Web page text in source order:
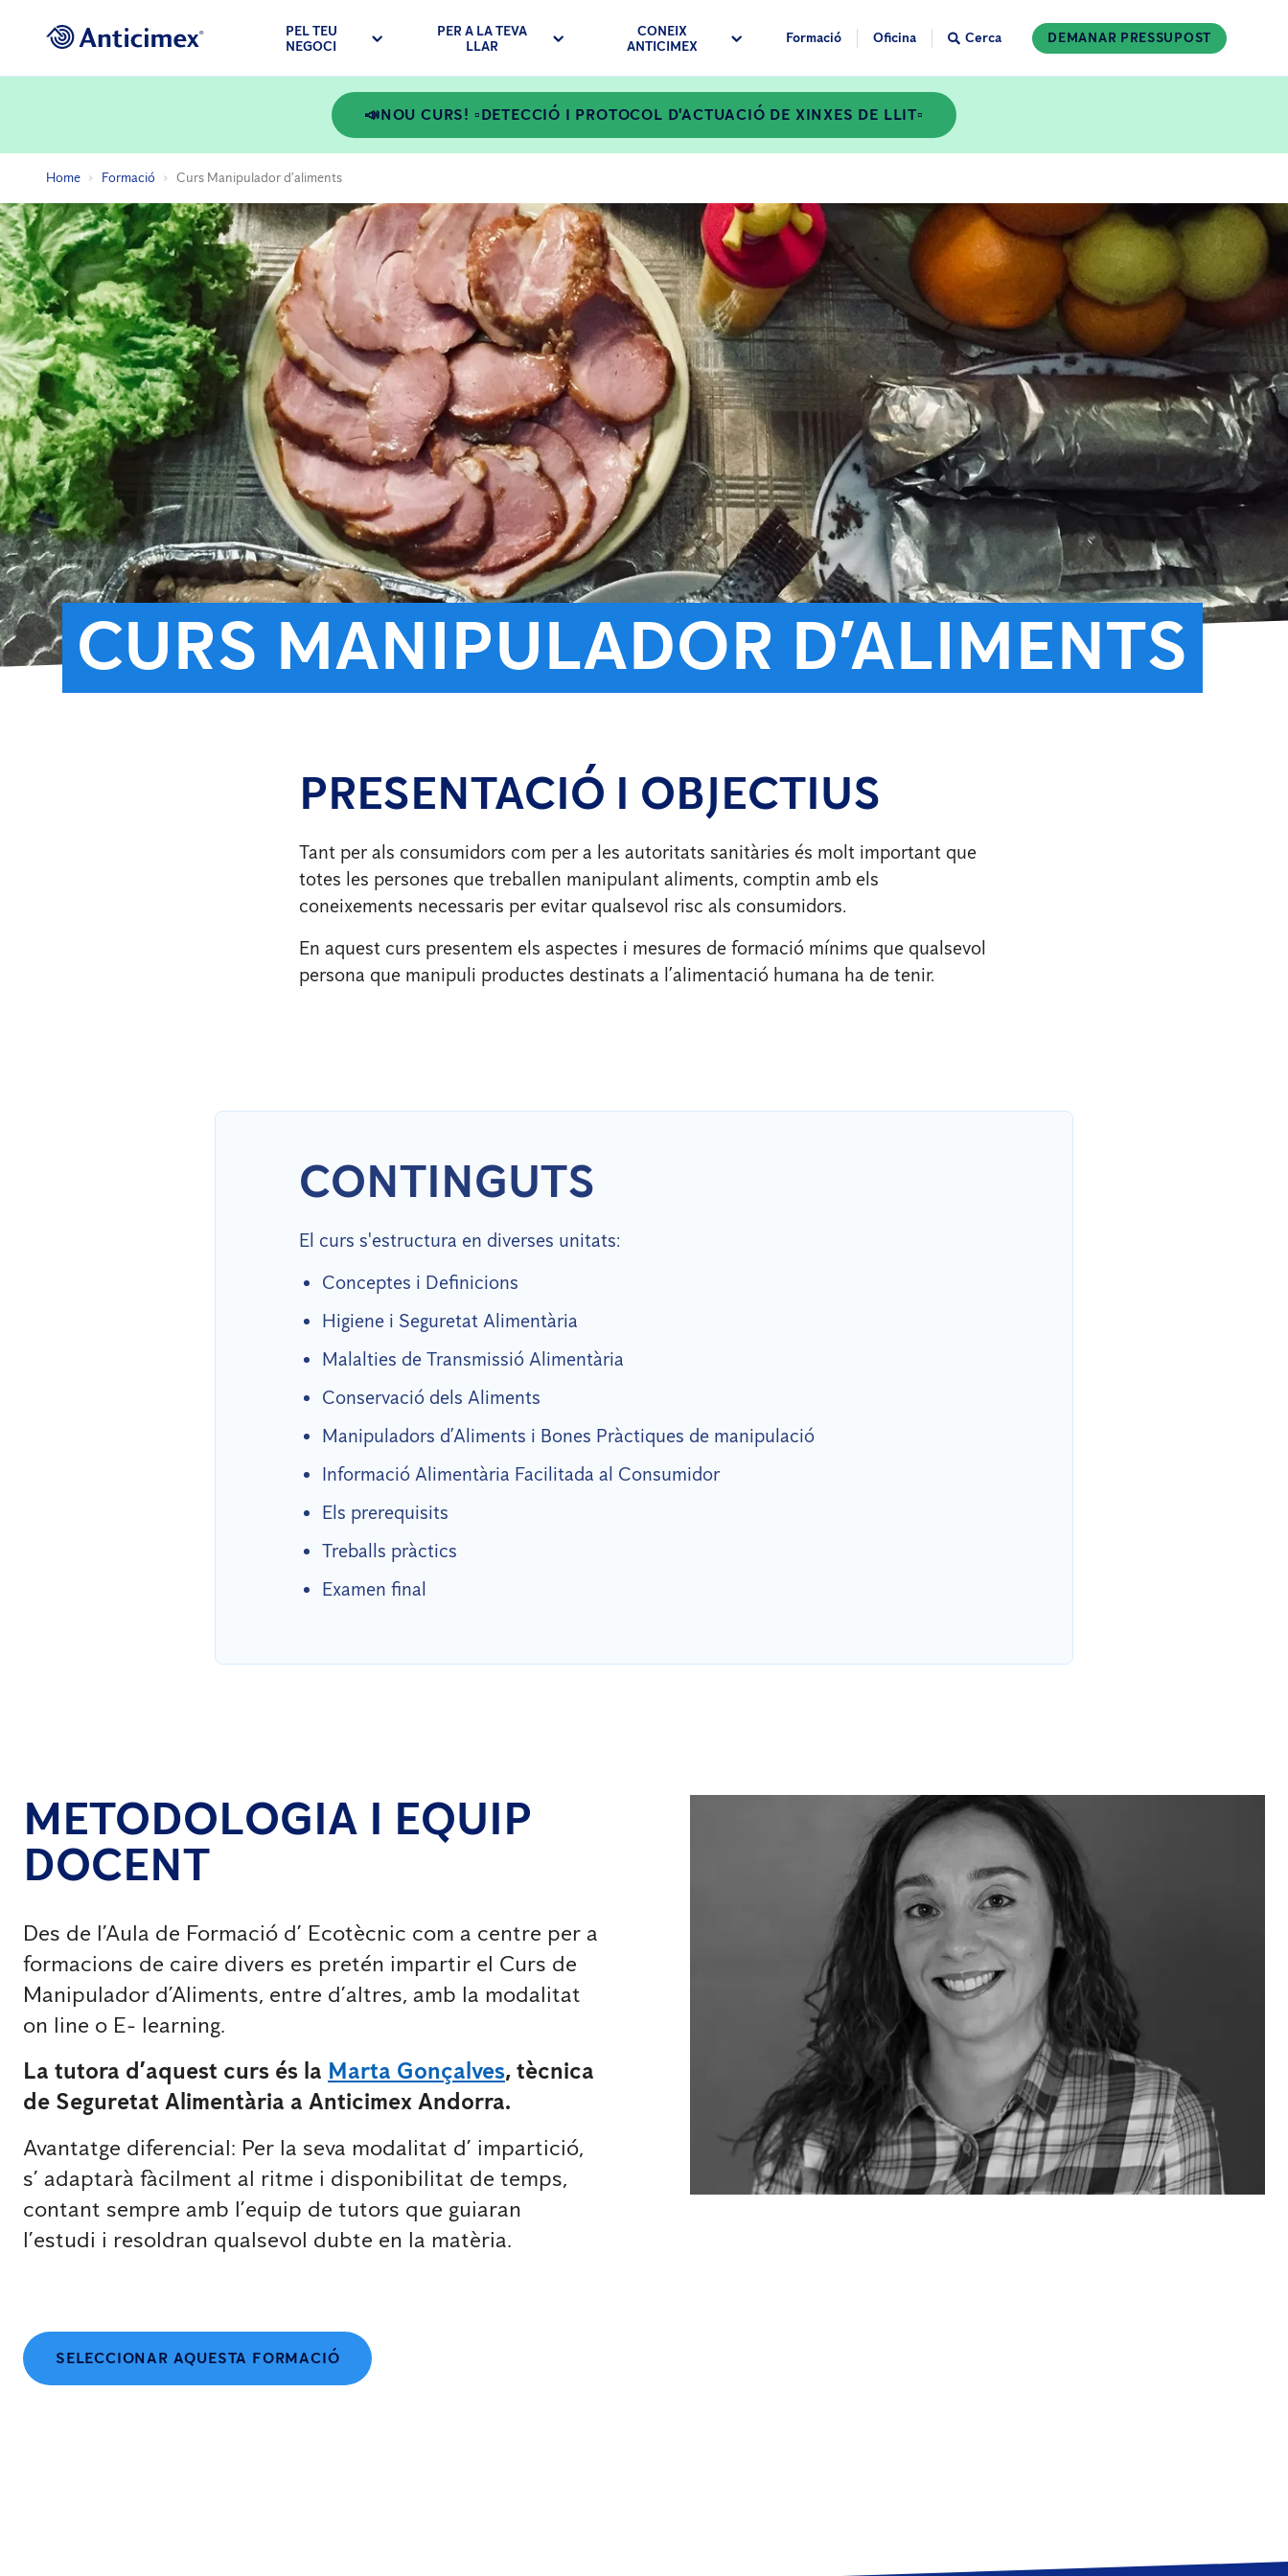
PEL TEU
NEGOCI
PER A LA TEVA
LLAR
CONEIX
ANTICIMEX
Formació Oficina Cerca DEMANAR PRESSUPOST
📣NOU CURS! ▫️DETECCIÓ I PROTOCOL D'ACTUACIÓ DE XINXES DE LLIT▫️
Home Formació Curs Manipulador d’aliments
CURS MANIPULADOR D’ALIMENTS
PRESENTACIÓ I OBJECTIUS
Tant per als consumidors com per a les autoritats sanitàries és molt important que
totes les persones que treballen manipulant aliments, comptin amb els
coneixements necessaris per evitar qualsevol risc als consumidors.
En aquest curs presentem els aspectes i mesures de formació mínims que qualsevol
persona que manipuli productes destinats a l’alimentació humana ha de tenir.
CONTINGUTS
El curs s'estructura en diverses unitats:
Conceptes i Definicions
Higiene i Seguretat Alimentària
Malalties de Transmissió Alimentària
Conservació dels Aliments
Manipuladors d’Aliments i Bones Pràctiques de manipulació
Informació Alimentària Facilitada al Consumidor
Els prerequisits
Treballs pràctics
Examen final
METODOLOGIA I EQUIP
DOCENT
Des de l’Aula de Formació d’ Ecotècnic com a centre per a
formacions de caire divers es pretén impartir el Curs de
Manipulador d’Aliments, entre d’altres, amb la modalitat
on line o E- learning.
La tutora d’aquest curs és la Marta Gonçalves, tècnica
de Seguretat Alimentària a Anticimex Andorra.
Avantatge diferencial: Per la seva modalitat d’ impartició,
s’ adaptarà fàcilment al ritme i disponibilitat de temps,
contant sempre amb l’equip de tutors que guiaran
l’estudi i resoldran qualsevol dubte en la matèria.
SELECCIONAR AQUESTA FORMACIÓ